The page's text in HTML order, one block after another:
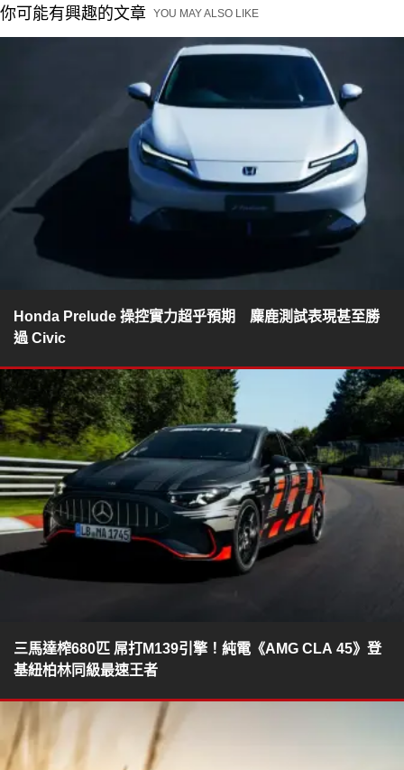
你可能有興趣的文章 YOU MAY ALSO LIKE
Honda Prelude 操控實力超乎預期 麋鹿測試表現甚至勝
過 Civic
三馬達榨680匹 屌打M139引擎！純電《AMG CLA 45》登
基紐柏林同級最速王者